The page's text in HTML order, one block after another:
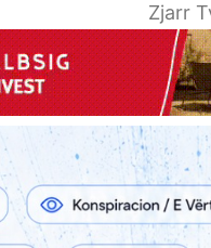
Zjarr